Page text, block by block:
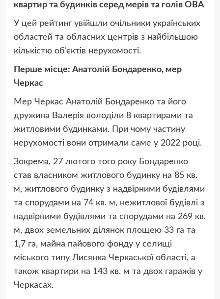
квартир та будинків серед мерів та голів ОВА
У цей рейтинг увійшли очільники українських
областей та обласних центрів з найбільшою
кількістю об’єктів нерухомості.
Перше місце: Анатолій Бондаренко, мер
Черкас
Мер Черкас Анатолій Бондаренко та його
дружина Валерія володіли 8 квартирами та
житловими будинками. При чому частину
нерухомості вони отримали саме у 2022 році.
Зокрема, 27 лютого того року Бондаренко
став власником житлового будинку на 85 кв.
м, житлового будинку з надвірними будівлями
та спорудами на 74 кв. м, нежитлової будівлі з
надвірними будівлями та спорудами на 269 кв.
м, двох земельних ділянок площею 33 га та
1,7 га, майна пайового фонду у селищі
міського типу Лисянка Черкаської області, а
також квартири на 143 кв. м та двох гаражів у
Черкасах.